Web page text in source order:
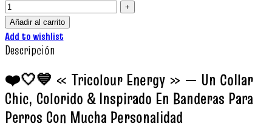
Añadir al carrito
Add to wishlist
Descripción
❤️🤍💙 « Tricolour Energy » — Un Collar
Chic, Colorido & Inspirado En Banderas Para
Perros Con Mucha Personalidad